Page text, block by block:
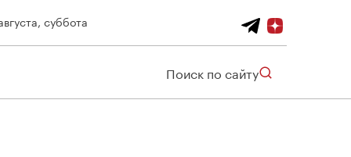
суббота
Поиск по сайту